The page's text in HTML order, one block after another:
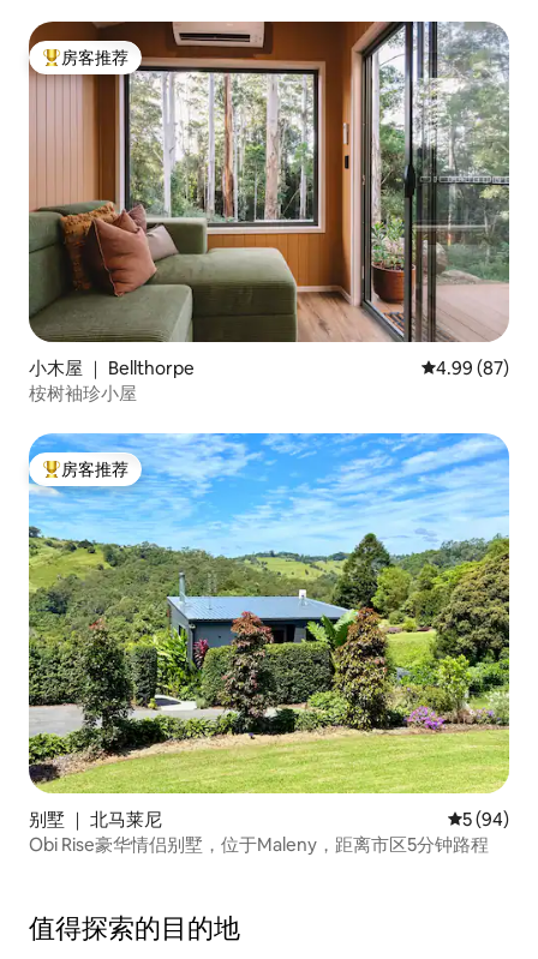
热门「房客推荐」
房客推荐
小木屋 ｜ Bellthorpe 平均评分 4.99
4.99 (87)
桉树袖珍小屋
热门「房客推荐」
房客推荐
别墅 ｜ 北马莱尼 平均评分
5 (94)
Obi Rise豪华情侣别墅，位于Maleny，距离市区5分钟路程
值得探索的目的地